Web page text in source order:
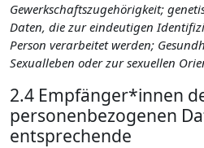
Gewerkschaftszugehörigkeit;
Daten, die zur eindeutigen
Person verarbeitet werden;
Sexualleben oder zur sexuellen
2.4 Empfänger*innen
personenbezogenen
entsprechende